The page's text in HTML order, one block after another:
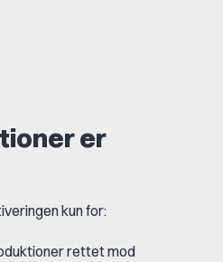
er
kun for:
rettet mod